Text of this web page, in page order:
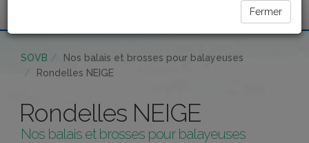
SOVB
Nos balais et brosses pour balayeuses
Rondelles NEIGE
Rondelles NEIGE
Nos balais et brosses pour balayeuses
Fermer